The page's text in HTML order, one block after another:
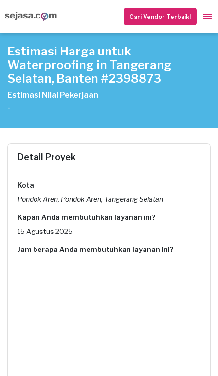
Cari Vendor Terbaik!
Estimasi Harga untuk
Waterproofing in Tangerang
Selatan, Banten #2398873
Estimasi Nilai Pekerjaan
-
Detail Proyek
Kota
Pondok Aren, Pondok Aren, Tangerang Selatan
Kapan Anda membutuhkan layanan ini?
15 Agustus 2025
Jam berapa Anda membutuhkan layanan ini?